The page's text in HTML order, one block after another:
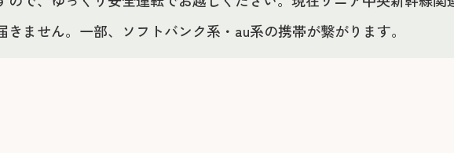
ません。一部、ソフトバンク系・au系の携帯が繋がります。